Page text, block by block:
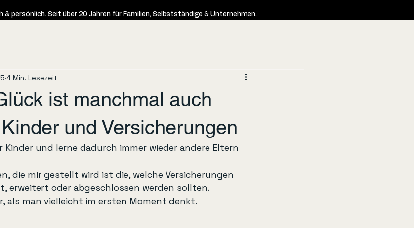
& persönlich. Seit über 20 Jahren für Familien, Selbstständige & Unternehmen.
ist manchmal auch
und Versicherungen
4 Min. Lesezeit
Kinder und lerne dadurch immer wieder andere Eltern
die mir gestellt wird ist die, welche Versicherungen
erweitert oder abgeschlossen werden sollten.
als man vielleicht im ersten Moment denkt.